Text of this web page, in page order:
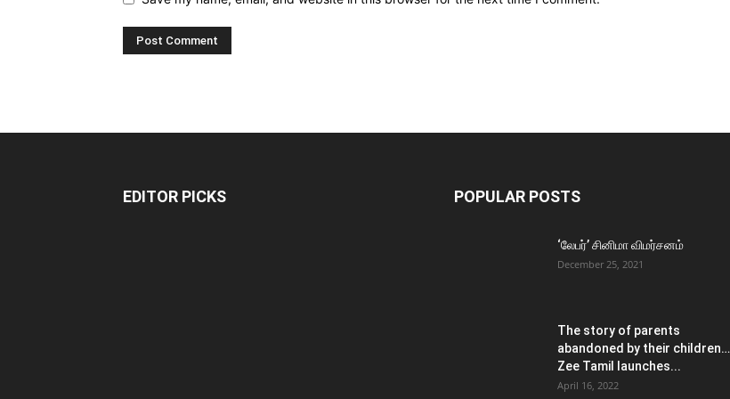
EDITOR PICKS POPULAR POSTS
‘லேபர்’ சினிமா விமர்சனம்
December 25, 2021
The story of parents
abandoned by their children…
Zee Tamil launches...
April 16, 2022